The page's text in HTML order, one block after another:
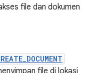
file dan dokumen
file di lokasi